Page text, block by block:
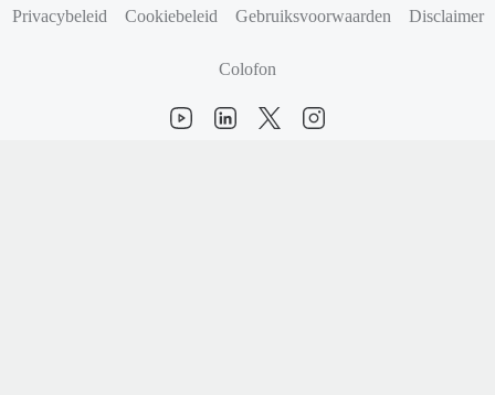
Privacybeleid
Cookiebeleid Gebruiksvoorwaarden Disclaimer
Colofon